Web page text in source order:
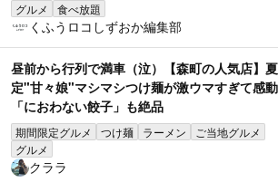
グルメ 食べ放題
くふうロコしずおか編集部
昼前から行列で満車（泣）【森町の人気店】
定"甘々娘"マシマシつけ麺が激ウマすぎて感動
「におわない餃子」も絶品
期間限定グルメ つけ麺 ラーメン
ご当地グルメ
グルメ
クララ